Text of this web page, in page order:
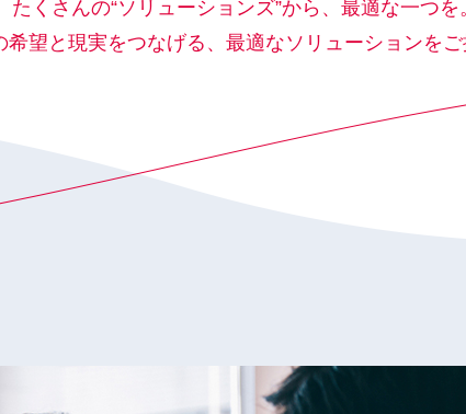
たくさんの“ソリューションズ”から、最適な一つを
望と現実をつなげる、 最適なソリューションをご